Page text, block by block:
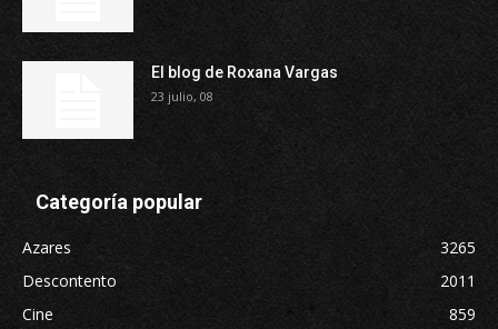
El blog de Roxana Vargas
23 julio, 08
Categoría popular
Azares
3265
Descontento
2011
Cine
859